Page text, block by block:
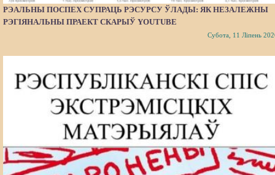
РЭАЛЬНЫ ПОСПЕХ СУПРАЦЬ РЭСУРСУ ЎЛАДЫ: ЯК НЕЗАЛЕЖНЫ
РЭГІЯНАЛЬНЫ ПРАЕКТ СКАРЫЎ YOUTUBE
Субота, 11 Ліпень